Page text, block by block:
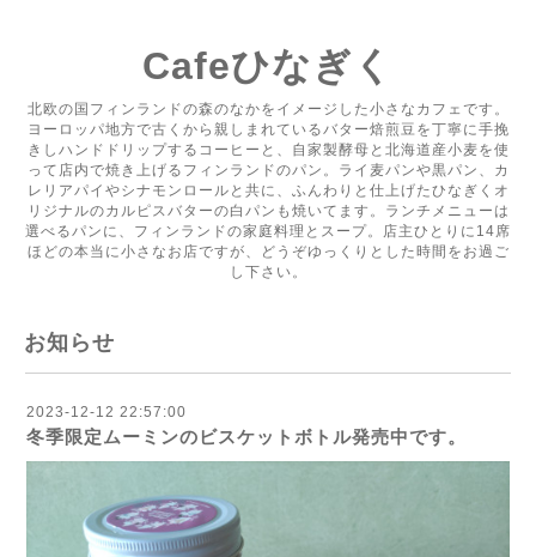
Cafeひなぎく
北欧の国フィンランドの森のなかをイメージした小さなカフェです。
ヨーロッパ地方で古くから親しまれているバター焙煎豆を丁寧に手挽
きしハンドドリップするコーヒーと、自家製酵母と北海道産小麦を使
って店内で焼き上げるフィンランドのパン。ライ麦パンや黒パン、カ
レリアパイやシナモンロールと共に、ふんわりと仕上げたひなぎくオ
リジナルのカルピスバターの白パンも焼いてます。ランチメニューは
選べるパンに、フィンランドの家庭料理とスープ。店主ひとりに14席
ほどの本当に小さなお店ですが、どうぞゆっくりとした時間をお過ご
し下さい。
お知らせ
2023-12-12 22:57:00
冬季限定ムーミンのビスケットボトル発売中です。